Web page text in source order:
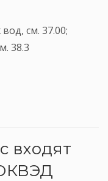
см. 37.00;
38.3
входят